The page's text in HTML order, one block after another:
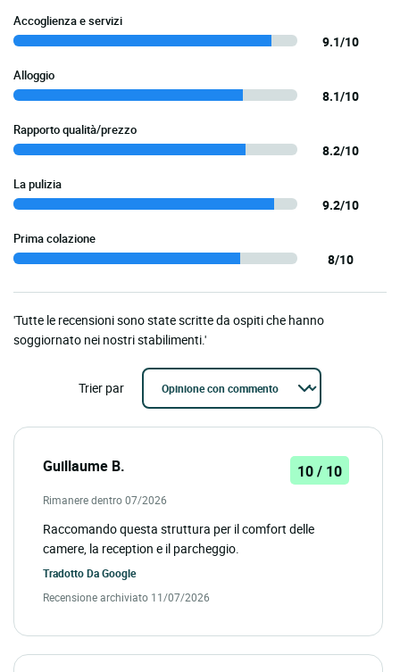
Accoglienza e servizi
9.1/10
Alloggio
8.1/10
Rapporto qualità/prezzo
8.2/10
La pulizia
9.2/10
Prima colazione
8/10
'Tutte le recensioni sono state scritte da ospiti che hanno
soggiornato nei nostri stabilimenti.'
Trier par
Guillaume B. 10 / 10
Rimanere dentro 07/2026
Raccomando questa struttura per il comfort delle
camere, la reception e il parcheggio.
Tradotto DaGoogle
Recensione archiviato 11/07/2026